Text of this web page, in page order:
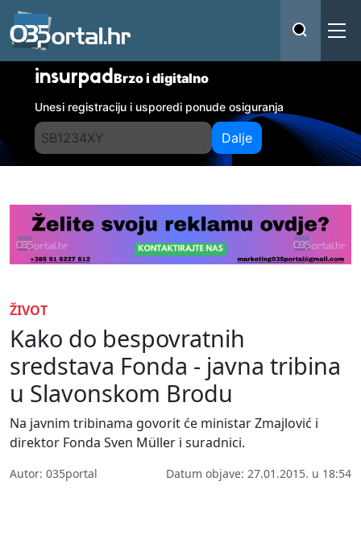
insurpadBrzo i digitalno
Unesi registraciju i usporedi ponude osiguranja
Dalje
ŽIVOT
Kako do bespovratnih
sredstava Fonda - javna tribina
u Slavonskom Brodu
Na javnim tribinama govorit će ministar Zmajlović i
direktor Fonda Sven Müller i suradnici.
Autor: 035portal Datum objave: 27.01.2015. u 18:54